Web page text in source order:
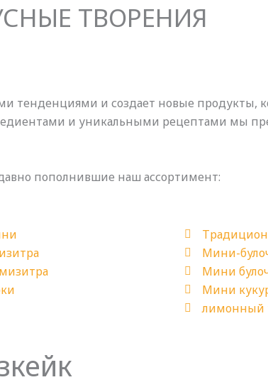
ТВОРЕНИЯ
тенденциями и создает новые продукты,
и уникальными рецептами мы
пополнившие наш ассортимент:
Mини-
Мини
Мини
лимонный